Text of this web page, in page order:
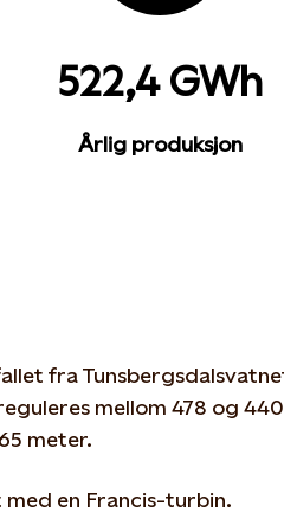
522,4 GWh
Årlig produksjon
fra
mellom 478 og
meter.
en Francis-turbin.